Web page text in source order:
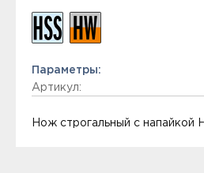
Параметры:
Артикул:
Нож строгальный с напайкой